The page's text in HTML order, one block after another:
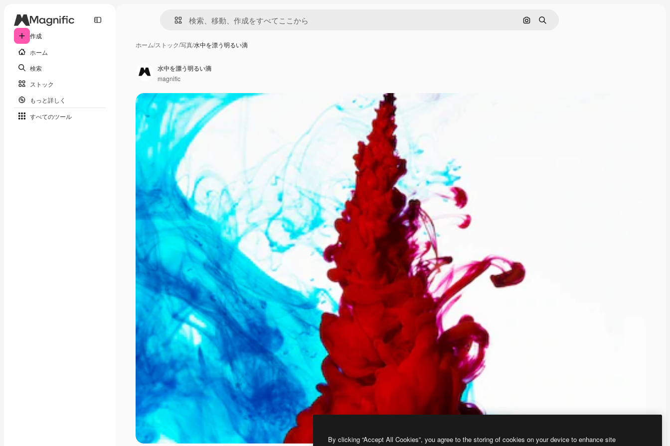
作成
ホーム
検索
ストック
もっと詳しく
すべてのツール
画像で検索
検索
ホーム/ストック/写真/水中を漂う明るい滴
水中を漂う明るい滴
magnific
By clicking “Accept All Cookies”, you agree to the storing of cookies on your device to enhance site